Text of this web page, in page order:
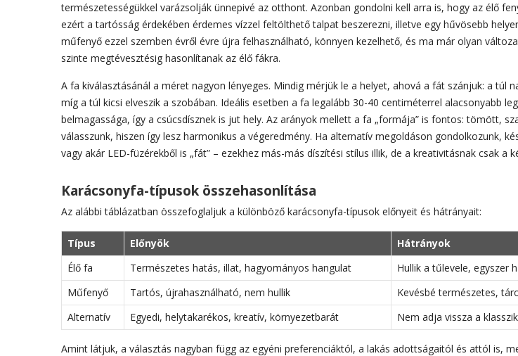
természetességükkel varázsolják ünnepivé az otthont. Azonban gondolni kell arra is, hogy az élő
ezért a tartósság érdekében érdemes vízzel feltölthető talpat beszerezni, illetve egy hűvösebb
műfenyő ezzel szemben évről évre újra felhasználható, könnyen kezelhető, és ma már olyan
szinte megtévesztésig hasonlítanak az élő fákra.
A fa kiválasztásánál a méret nagyon lényeges. Mindig mérjük le a helyet, ahová a fát szánjuk: a túl
míg a túl kicsi elveszik a szobában. Ideális esetben a fa legalább 30-40 centiméterrel alacsonyabb
belmagassága, így a csúcsdísznek is jut hely. Az arányok mellett a fa „formája” is fontos: tömött,
válasszunk, hiszen így lesz harmonikus a végeredmény. Ha alternatív megoldáson gondolkozunk,
vagy akár LED-füzérekből is „fát” – ezekhez más-más díszítési stílus illik, de a kreativitásnak csak a
Karácsonyfa-típusok összehasonlítása
Az alábbi táblázatban összefoglaljuk a különböző karácsonyfa-típusok előnyeit és hátrányait:
Típus Előnyök
Hátrányok
Élő fa
Természetes hatás, illat, hagyományos hangulat
Hullik a tűlevele, egyszer
Műfenyő
Tartós, újrahasználható, nem hullik
Kevésbé természetes,
Alternatív
Egyedi, helytakarékos, kreatív, környezetbarát Nem adja vissza a
Amint látjuk, a választás nagyban függ az egyéni preferenciáktól, a lakás adottságaitól és attól is,